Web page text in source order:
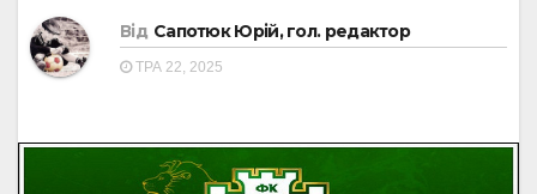
Від Сапотюк Юрій, гол. редактор
ТРА 22, 2025